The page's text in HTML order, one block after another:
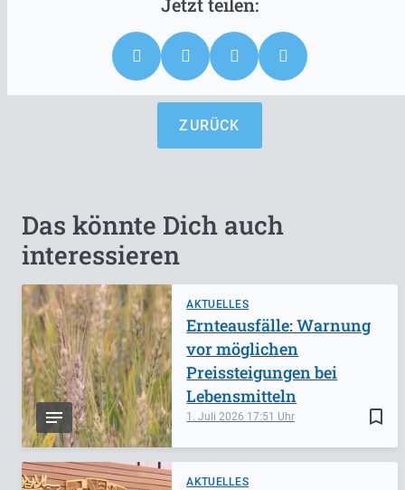
ZURÜCK
Das könnte Dich auch
interessieren
AKTUELLES
bookmark_border
1. Juli 2026 17:51
Ernteausfälle: Warnung
vor möglichen
Preissteigungen bei
Lebensmitteln
AKTUELLES